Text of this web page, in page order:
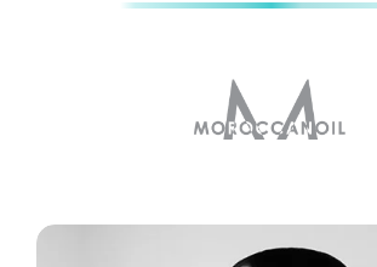
Babyliss Pro FX7870GSES Skeleton